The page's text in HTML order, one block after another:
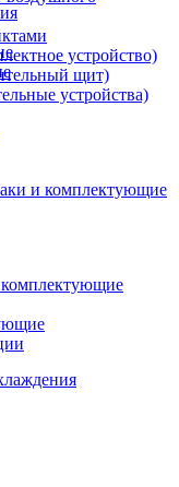
устройство)
щит)
устройства)
и комплектующие